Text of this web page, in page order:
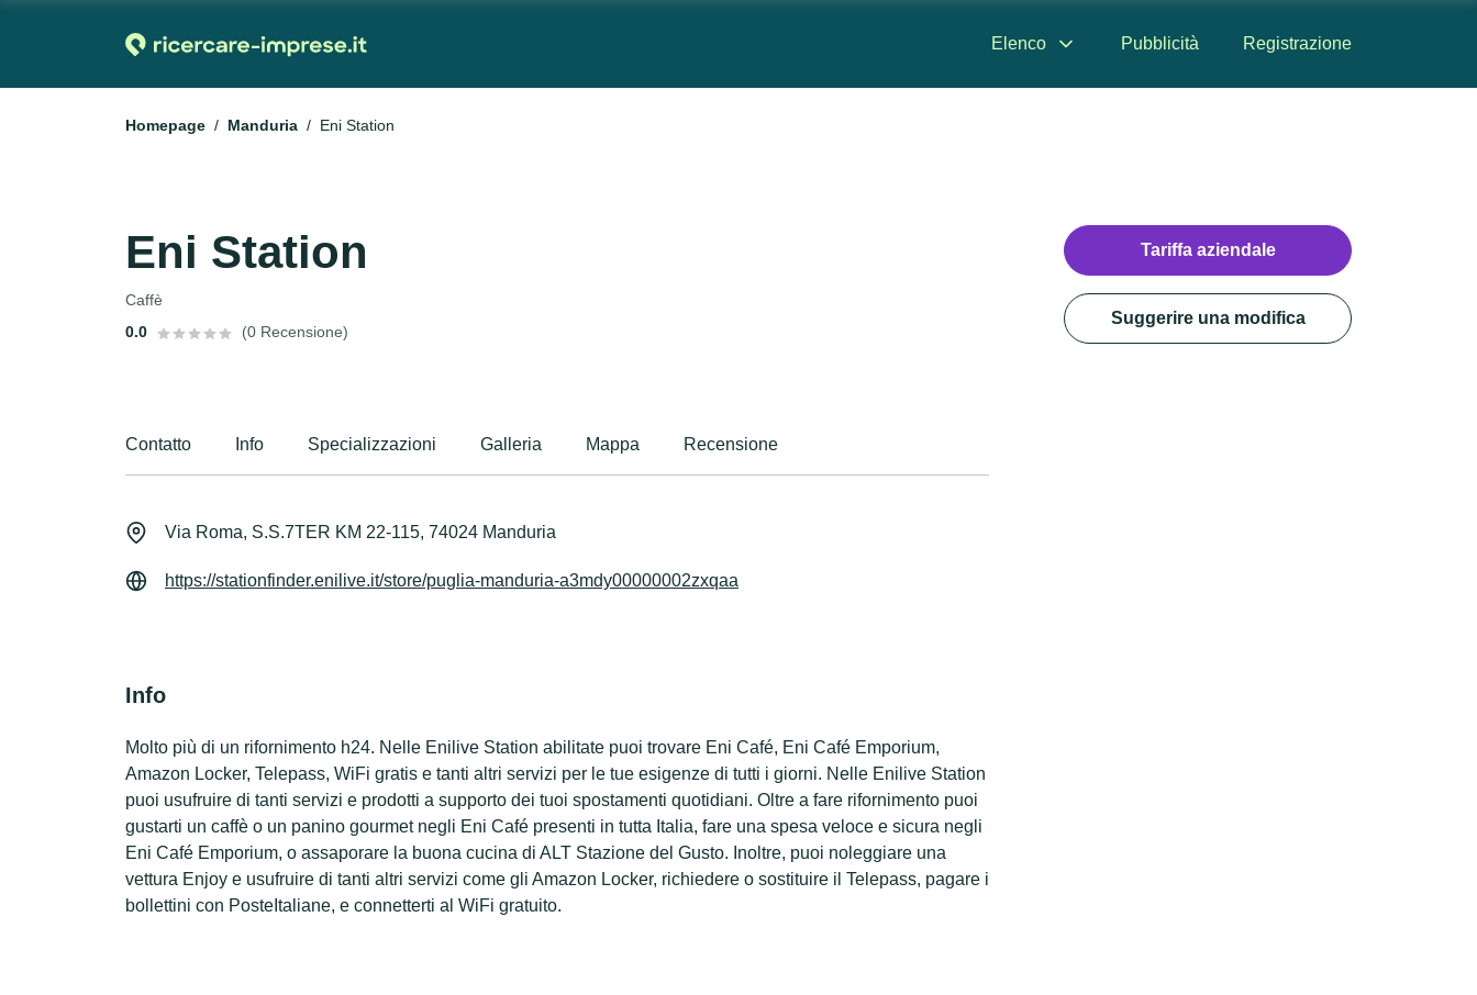
Elenco Pubblicità Registrazione
Homepage Manduria Eni Station
Eni Station
Caffè
0.0
(0 Recensione)
Contatto Info Specializzazioni Galleria Mappa Recensione
Via Roma, S.S.7TER KM 22-115, 74024 Manduria
https://stationfinder.enilive.it/store/puglia-manduria-a3mdy00000002zxqaa
Info
Molto più di un rifornimento h24. Nelle Enilive Station abilitate puoi trovare Eni Café, Eni Café Emporium,
Amazon Locker, Telepass, WiFi gratis e tanti altri servizi per le tue esigenze di tutti i giorni. Nelle Enilive Station
puoi usufruire di tanti servizi e prodotti a supporto dei tuoi spostamenti quotidiani. Oltre a fare rifornimento puoi
gustarti un caffè o un panino gourmet negli Eni Café presenti in tutta Italia, fare una spesa veloce e sicura negli
Eni Café Emporium, o assaporare la buona cucina di ALT Stazione del Gusto. Inoltre, puoi noleggiare una
vettura Enjoy e usufruire di tanti altri servizi come gli Amazon Locker, richiedere o sostituire il Telepass, pagare i
bollettini con PosteItaliane, e connetterti al WiFi gratuito.
Tariffa aziendale
Suggerire una modifica